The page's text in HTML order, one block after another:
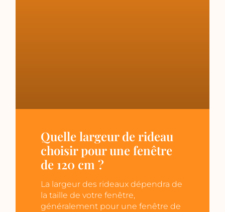
Quelle largeur de rideau
choisir pour une fenêtre
de 120 cm ?
La largeur des rideaux dépendra de
la taille de votre fenêtre,
généralement pour une fenêtre de